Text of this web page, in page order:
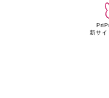
新サイ